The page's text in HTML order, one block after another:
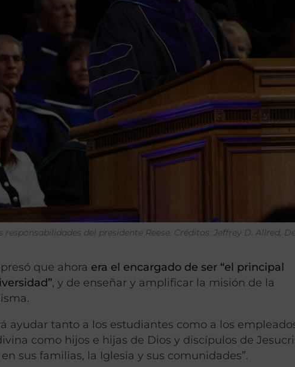
del presidente Reese. Créditos: Jeffrey D. Allred,
que ahora era el encargado de ser “el principal
, y de enseñar y amplificar la misión de la
ayudar tanto a los estudiantes como a los
como hijos e hijas de Dios y discípulos de
sus familias, la Iglesia y sus comunidades”.